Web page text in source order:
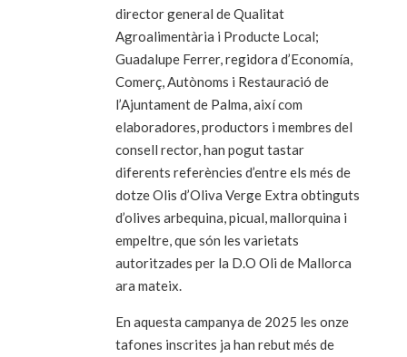
director general de Qualitat
Agroalimentària i Producte Local;
Guadalupe Ferrer, regidora d’Economía,
Comerç, Autònoms i Restauració de
l’Ajuntament de Palma, així com
elaboradores, productors i membres del
consell rector, han pogut tastar
diferents referències d’entre els més de
dotze Olis d’Oliva Verge Extra obtinguts
d’olives arbequina, picual, mallorquina i
empeltre, que són les varietats
autoritzades per la D.O Oli de Mallorca
ara mateix.
En aquesta campanya de 2025 les onze
tafones inscrites ja han rebut més de